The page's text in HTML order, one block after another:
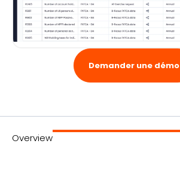
Demander une démo
Overview